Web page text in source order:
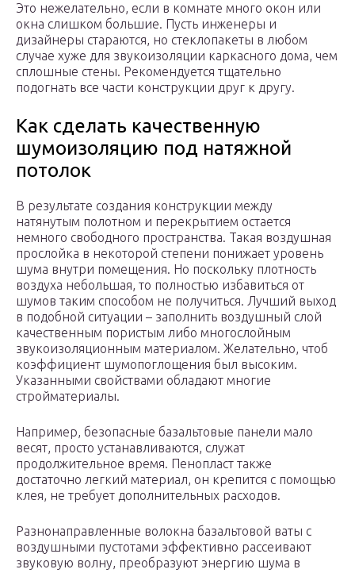
Это нежелательно, если в комнате много окон или
окна слишком большие. Пусть инженеры и
дизайнеры стараются, но стеклопакеты в любом
случае хуже для звукоизоляции каркасного дома, чем
сплошные стены. Рекомендуется тщательно
подогнать все части конструкции друг к другу.
Как сделать качественную
шумоизоляцию под натяжной
потолок
В результате создания конструкции между
натянутым полотном и перекрытием остается
немного свободного пространства. Такая воздушная
прослойка в некоторой степени понижает уровень
шума внутри помещения. Но поскольку плотность
воздуха небольшая, то полностью избавиться от
шумов таким способом не получиться. Лучший выход
в подобной ситуации – заполнить воздушный слой
качественным пористым либо многослойным
звукоизоляционным материалом. Желательно, чтоб
коэффициент шумопоглощения был высоким.
Указанными свойствами обладают многие
стройматериалы.
Например, безопасные базальтовые панели мало
весят, просто устанавливаются, служат
продолжительное время. Пенопласт также
достаточно легкий материал, он крепится с помощью
клея, не требует дополнительных расходов.
Разнонаправленные волокна базальтовой ваты с
воздушными пустотами эффективно рассеивают
звуковую волну, преобразуют энергию шума в